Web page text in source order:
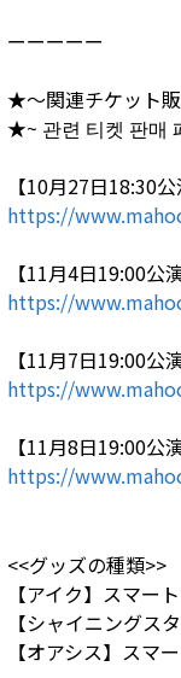
ーーーーー
★〜関連チケット
★~ 관련 티켓 판매
【10月27日18:30
https://
【11月4日19:00公
https://
【11月7日19:00公
https://
【11月8日19:00公
https://
<<グッズの種類>>
【アイク】スマー
【シャイニングス
【オアシス】スマ